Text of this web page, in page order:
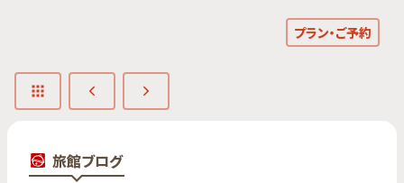
プラン・ご予約
旅館ブログ